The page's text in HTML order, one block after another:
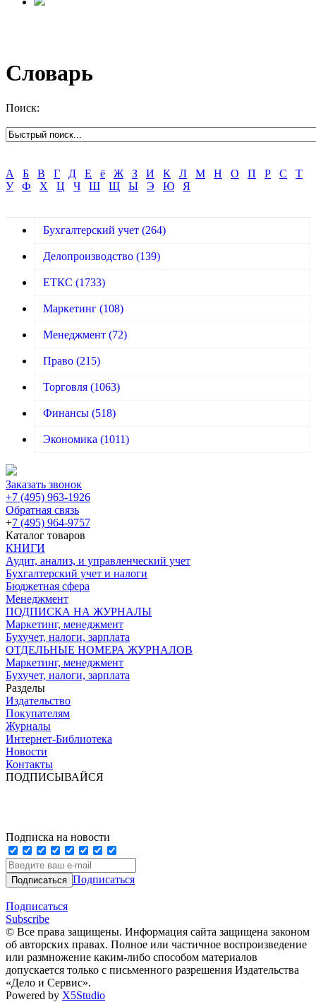
Словарь
Поиск:
А Б В Г Д Е ё Ж З И К Л М Н О П Р С
Т
У
Ф Х Ц Ч Ш Щ Ы Э Ю Я
Бухгалтерский учет (264)
Делопроизводство (139)
ЕТКС (1733)
Маркетинг (108)
Менеджмент (72)
Право (215)
Торговля (1063)
Финансы (518)
Экономика (1011)
Заказать звонок
+7 (495) 963-1926
Обратная связь
+7 (495) 964-9757
Каталог товаров
КНИГИ
Аудит, анализ, и управленческий учет
Бухгалтерский учет и налоги
Бюджетная сфера
Менеджмент
ПОДПИСКА НА ЖУРНАЛЫ
Маркетинг, менеджмент
Бухучет, налоги, зарплата
ОТДЕЛЬНЫЕ НОМЕРА ЖУРНАЛОВ
Маркетинг, менеджмент
Бухучет, налоги, зарплата
Разделы
Издательство
Покупателям
Журналы
Интернет-Библиотека
Новости
Контакты
ПОДПИСЫВАЙСЯ
Подписка на новости
Подписаться
Подписаться
Subscribe
© Все права защищены. Информация сайта защищена законом
об авторских правах. Полное или частичное воспроизведение
или размножение каким-либо способом материалов
допускается только с письменного разрешения Издательства
«Дело и Сервис».
Powered by X5Studio